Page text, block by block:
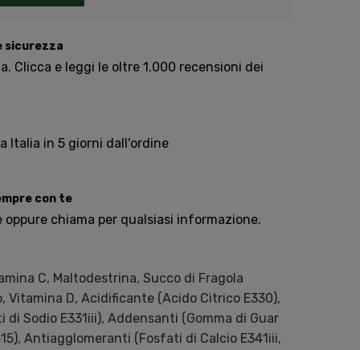
sicurezza
Clicca e leggi le oltre 1.000 recensioni dei
Italia in 5 giorni dall'ordine
con te
chiama per qualsiasi informazione.
C, Maltodestrina, Succo di Fragola
Vitamina D, Acidificante (Acido Citrico E330),
Sodio E331iii), Addensanti (Gomma di Guar
Antiagglomeranti (Fosfati di Calcio E341iii,